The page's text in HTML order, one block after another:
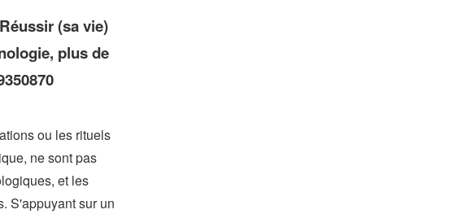
(sa vie)
plus de
ou les rituels
ne sont pas
et les
S'appuyant sur un